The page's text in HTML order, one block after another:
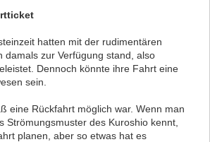
hatten mit der rudimentären
damals zur Verfügung stand, also
Dennoch könnte ihre Fahrt eine
sein.
eine Rückfahrt möglich war. Wenn man
Strömungsmuster des Kuroshio kennt,
planen, aber so etwas hat es